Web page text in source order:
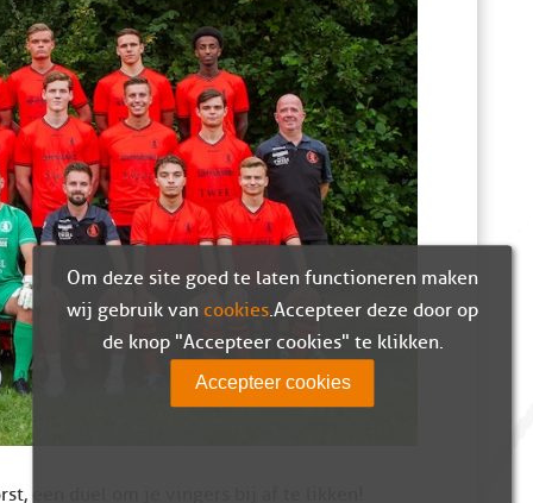
een duel om je vingers bij af te likken!
Om deze site goed te laten functioneren maken
wij gebruik van cookies. Accepteer deze door op
de knop "Accepteer cookies" te klikken.
Accepteer cookies